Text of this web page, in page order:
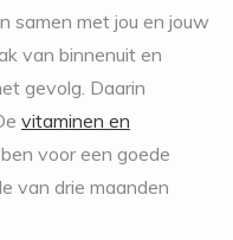
samen met jou en jouw
van binnenuit en
gevolg. Daarin
vitaminen en
voor een goede
van drie maanden